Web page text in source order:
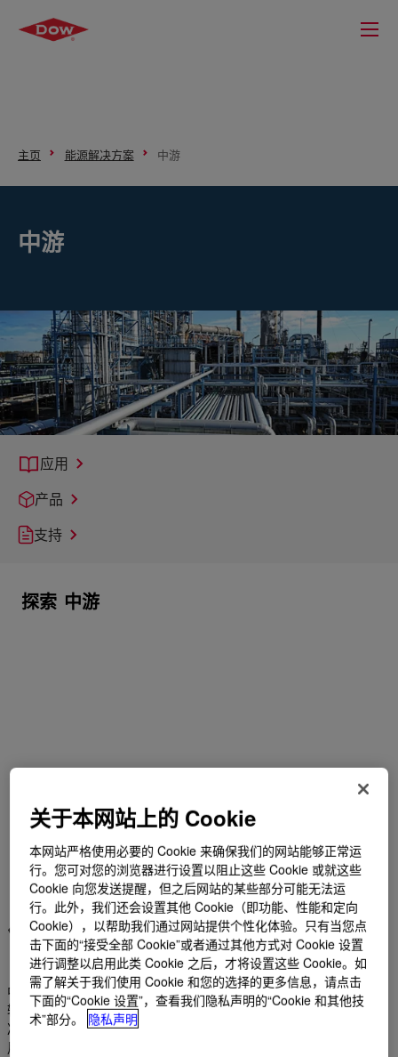
主页 能源解决方案 中游
中游
应用
产品
支持
探索 中游
优化且可靠的中游作业
中游运营需要高效率和长期稳定的健康系统，实现天然气处理和
输送低成本高效运行。65年来，我们的酸气去除溶剂、脱水液、
冷却液、传热液、清洗剂和脱脂剂在客户的设施中发挥了重要作
用。。
关于本网站上的 Cookie
本网站严格使用必要的 Cookie 来确保我们的网站能够正常运
行。您可对您的浏览器进行设置以阻止这些 Cookie 或就这些
Cookie 向您发送提醒，但之后网站的某些部分可能无法运
行。此外，我们还会设置其他 Cookie（即功能、性能和定向
Cookie），以帮助我们通过网站提供个性化体验。只有当您点
击下面的“接受全部 Cookie”或者通过其他方式对 Cookie 设置
进行调整以启用此类 Cookie 之后，才将设置这些 Cookie。如
需了解关于我们使用 Cookie 和您的选择的更多信息，请点击
下面的“Cookie 设置”，查看我们隐私声明的“Cookie 和其他技
术”部分。
隐私声明